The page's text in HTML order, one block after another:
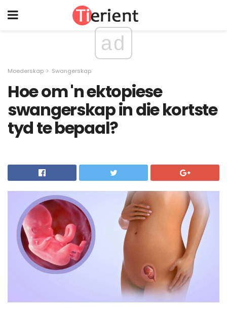
ad
Moederskap Swangerskap
Hoe om 'n ektopiese
swangerskap in die kortste
tyd te bepaal?